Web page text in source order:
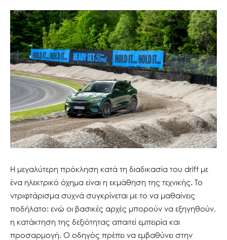
Η μεγαλύτερη πρόκληση κατά τη διαδικασία του drift με
ένα ηλεκτρικό όχημα είναι η εκμάθηση της τεχνικής. Το
ντριφτάρισμα συχνά συγκρίνεται με το να μαθαίνεις
ποδήλατο: ενώ οι βασικές αρχές μπορούν να εξηγηθούν,
η κατάκτηση της δεξιότητας απαιτεί εμπειρία και
προσαρμογή. Ο οδηγός πρέπει να εμβαθύνει στην